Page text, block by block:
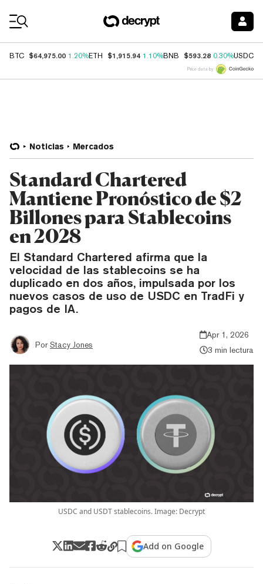
BTC $64,975.00 1.20%ETH $1,915.94 1.10%BNB $593.28 0.30%USDC
Price data by
Noticias Mercados
Standard Chartered
Mantiene Pronóstico de $2
Billones para Stablecoins
en 2028
El Standard Chartered afirma que la
velocidad de las stablecoins se ha
duplicado en dos años, impulsada por los
nuevos casos de uso de USDC en TradFi y
pagos de IA.
Por Stacy Jones
Apr 1, 2026
3 min lectura
USDC and USDT stablecoins. Image: Decrypt
Add on Google